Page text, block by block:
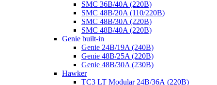
SMC 36B/40A (220B)
SMC 48B/20A (110/220B)
SMC 48B/30A (220B)
SMC 48B/40A (220B)
Genie built-in
Genie 24B/19A (240B)
Genie 48B/25A (220B)
Genie 48B/30A (230B)
Hawker
TC3 LT Modular 24В/36А (220B)